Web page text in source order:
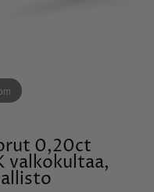
0,20ct
valkokultaa,